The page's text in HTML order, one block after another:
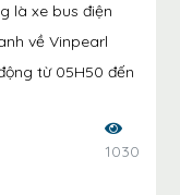
là xe bus điện
về Vinpearl
từ 05H50 đến
1030